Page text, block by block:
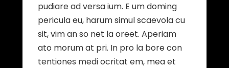
pudiare ad versa ium. E um doming
pericula eu, harum simul scaevola cu
sit, vim an so net la oreet. Aperiam
ato morum at pri. In pro la bore con
tentiones medi ocritat em, mea et